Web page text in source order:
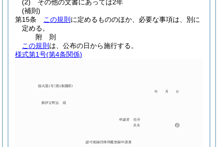
(2)
その他の文書にあっては2年
(補則)
第15条
この規則 に定めるもののほか、必要な事項は、別に
定める。
附 則
この規則 は、公布の日から施行する。
様式第1号(第4条関係)